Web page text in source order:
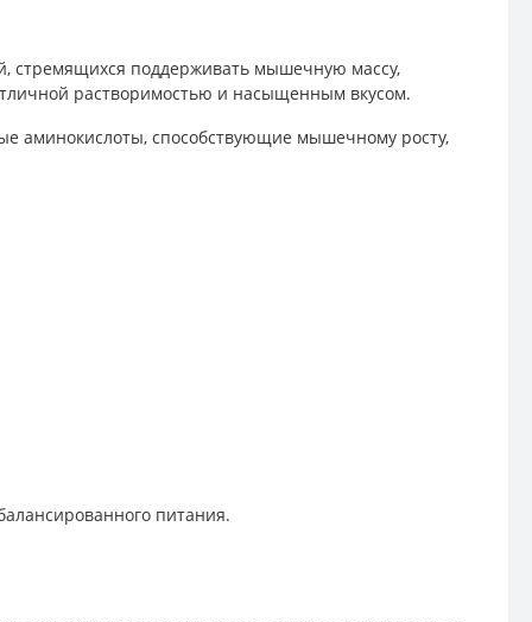
стремящихся поддерживать мышечную массу,
растворимостью и насыщенным вкусом.
аминокислоты, способствующие мышечному росту,
питания.